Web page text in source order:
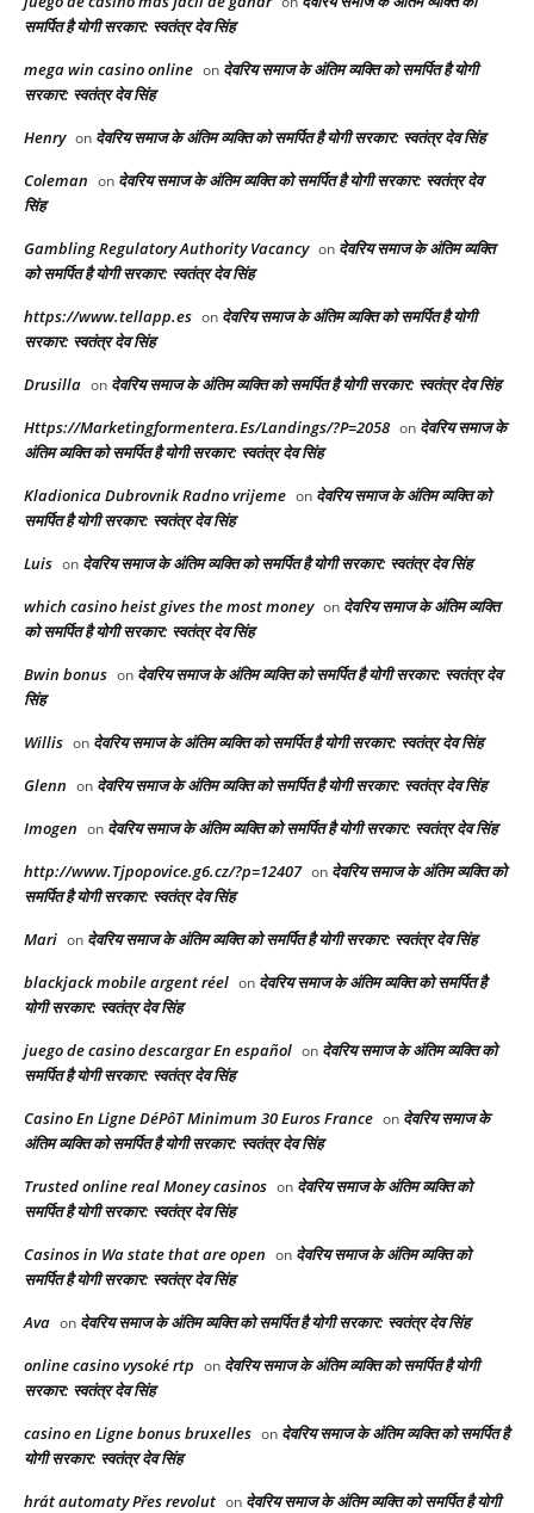
समर्पित है योगी सरकार: स्वतंत्र देव सिंह
mega win casino online on देवरिय समाज के अंतिम व्यक्ति को समर्पित है योगी
सरकार: स्वतंत्र देव सिंह
Henry on देवरिय समाज के अंतिम व्यक्ति को समर्पित है योगी सरकार: स्वतंत्र देव सिंह
Coleman on देवरिय समाज के अंतिम व्यक्ति को समर्पित है योगी सरकार: स्वतंत्र देव
सिंह
Gambling Regulatory Authority Vacancy on देवरिय समाज के अंतिम व्यक्ति
को समर्पित है योगी सरकार: स्वतंत्र देव सिंह
https://www.tellapp.es on देवरिय समाज के अंतिम व्यक्ति को समर्पित है योगी
सरकार: स्वतंत्र देव सिंह
Drusilla on देवरिय समाज के अंतिम व्यक्ति को समर्पित है योगी सरकार: स्वतंत्र देव सिंह
Https://Marketingformentera.Es/Landings/?P=2058 on देवरिय समाज के
अंतिम व्यक्ति को समर्पित है योगी सरकार: स्वतंत्र देव सिंह
Kladionica Dubrovnik Radno vrijeme on देवरिय समाज के अंतिम व्यक्ति को
समर्पित है योगी सरकार: स्वतंत्र देव सिंह
Luis on देवरिय समाज के अंतिम व्यक्ति को समर्पित है योगी सरकार: स्वतंत्र देव सिंह
which casino heist gives the most money on देवरिय समाज के अंतिम व्यक्ति
को समर्पित है योगी सरकार: स्वतंत्र देव सिंह
Bwin bonus on देवरिय समाज के अंतिम व्यक्ति को समर्पित है योगी सरकार: स्वतंत्र देव
सिंह
Willis on देवरिय समाज के अंतिम व्यक्ति को समर्पित है योगी सरकार: स्वतंत्र देव सिंह
Glenn on देवरिय समाज के अंतिम व्यक्ति को समर्पित है योगी सरकार: स्वतंत्र देव सिंह
Imogen on देवरिय समाज के अंतिम व्यक्ति को समर्पित है योगी सरकार: स्वतंत्र देव सिंह
http://www.Tjpopovice.g6.cz/?p=12407 on देवरिय समाज के अंतिम व्यक्ति को
समर्पित है योगी सरकार: स्वतंत्र देव सिंह
Mari on देवरिय समाज के अंतिम व्यक्ति को समर्पित है योगी सरकार: स्वतंत्र देव सिंह
blackjack mobile argent réel on देवरिय समाज के अंतिम व्यक्ति को समर्पित है
योगी सरकार: स्वतंत्र देव सिंह
juego de casino descargar En español on देवरिय समाज के अंतिम व्यक्ति को
समर्पित है योगी सरकार: स्वतंत्र देव सिंह
Casino En Ligne DéPôT Minimum 30 Euros France on देवरिय समाज के
अंतिम व्यक्ति को समर्पित है योगी सरकार: स्वतंत्र देव सिंह
Trusted online real Money casinos on देवरिय समाज के अंतिम व्यक्ति को
समर्पित है योगी सरकार: स्वतंत्र देव सिंह
Casinos in Wa state that are open on देवरिय समाज के अंतिम व्यक्ति को
समर्पित है योगी सरकार: स्वतंत्र देव सिंह
Ava on देवरिय समाज के अंतिम व्यक्ति को समर्पित है योगी सरकार: स्वतंत्र देव सिंह
online casino vysoké rtp on देवरिय समाज के अंतिम व्यक्ति को समर्पित है योगी
सरकार: स्वतंत्र देव सिंह
casino en Ligne bonus bruxelles on देवरिय समाज के अंतिम व्यक्ति को समर्पित है
योगी सरकार: स्वतंत्र देव सिंह
hrát automaty Přes revolut on देवरिय समाज के अंतिम व्यक्ति को समर्पित है योगी